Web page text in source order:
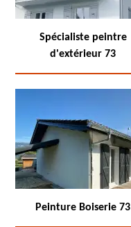
Spécialiste peintre
d'extérieur 73
Peinture Boiserie 73